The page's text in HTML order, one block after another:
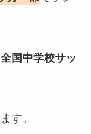
全国中学校サッ
す。